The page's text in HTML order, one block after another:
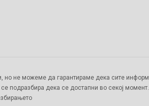
не можеме да гарантираме дека сите
подразбира дека се достапни во секој момент.